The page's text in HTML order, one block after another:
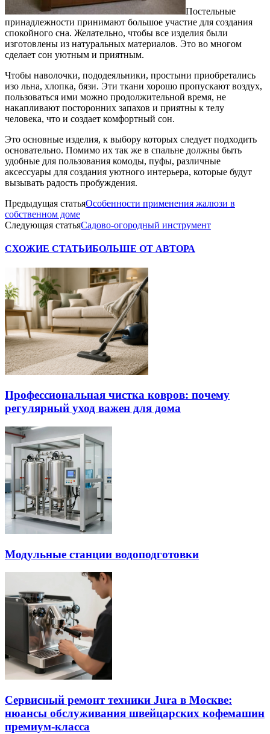
Постельные
принадлежности принимают большое участие для создания
спокойного сна. Желательно, чтобы все изделия были
изготовлены из натуральных материалов. Это во многом
сделает сон уютным и приятным.
Чтобы наволочки, пододеяльники, простыни приобретались
изо льна, хлопка, бязи. Эти ткани хорошо пропускают воздух,
пользоваться ими можно продолжительной время, не
накапливают посторонних запахов и приятны к телу
человека, что и создает комфортный сон.
Это основные изделия, к выбору которых следует подходить
основательно. Помимо их так же в спальне должны быть
удобные для пользования комоды, пуфы, различные
аксессуары для создания уютного интерьера, которые будут
вызывать радость пробуждения.
Предыдущая статьяОсобенности применения жалюзи в
собственном доме
Следующая статьяСадово-огородный инструмент
СХОЖИЕ СТАТЬИБОЛЬШЕ ОТ АВТОРА
Профессиональная чистка ковров: почему
регулярный уход важен для дома
Модульные станции водоподготовки
Сервисный ремонт техники Jura в Москве:
нюансы обслуживания швейцарских кофемашин
премиум-класса